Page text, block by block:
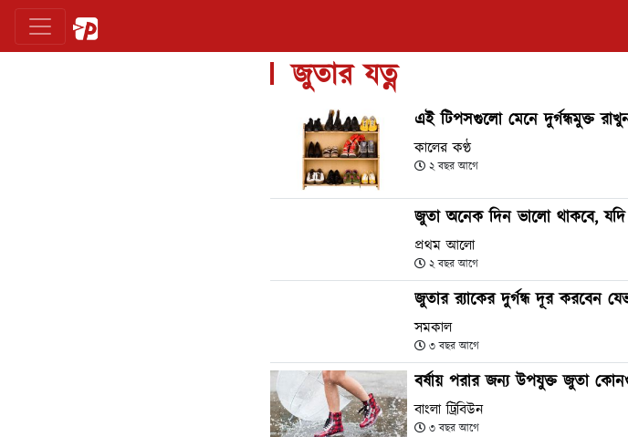
জুতার যত্ন
এই টিপসগুলো মেনে দুর্গন্ধমুক্ত
কালের কণ্ঠ
২ বছর আগে
জুতা অনেক দিন ভালো থাকবে,
প্রথম আলো
২ বছর আগে
জুতার র‌্যাকের দুর্গন্ধ দূর করবেন
সমকাল
৩ বছর আগে
বর্ষায় পরার জন্য উপযুক্ত জুতা
বাংলা ট্রিবিউন
৩ বছর আগে